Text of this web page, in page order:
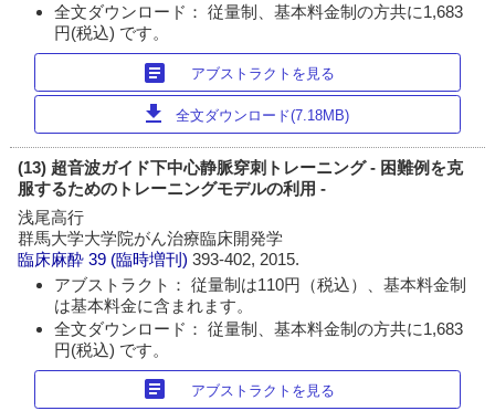
全文ダウンロード： 従量制、基本料金制の方共に1,683
円(税込) です。
article アブストラクトを見る
download 全文ダウンロード(7.18MB)
(13) 超音波ガイド下中心静脈穿刺トレーニング - 困難例を克
服するためのトレーニングモデルの利用 -
浅尾高行
群馬大学大学院がん治療臨床開発学
臨床麻酔 39 (臨時増刊)393-402, 2015.
アブストラクト： 従量制は110円（税込）、基本料金制
は基本料金に含まれます。
全文ダウンロード： 従量制、基本料金制の方共に1,683
円(税込) です。
article アブストラクトを見る